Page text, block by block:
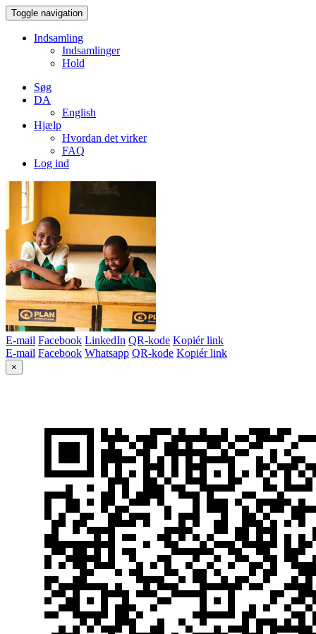
Toggle navigation
Indsamling
Indsamlinger
Hold
Søg
DA
English
Hjælp
Hvordan det virker
FAQ
Log ind
E-mail Facebook LinkedIn QR-kode Kopiér link
E-mail Facebook Whatsapp QR-kode Kopiér link
×